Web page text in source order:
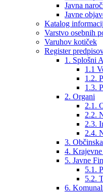
Javna
Javne
Katalog
Varstvo osebnih
Varuhov kotiček
Register
1. Splošni
1.1
1.2.
1.3.
2. Organi
2.1.
2.2.
2.3.
2.4.
3.
4.
5. Javne
5.1.
5.2.
6.